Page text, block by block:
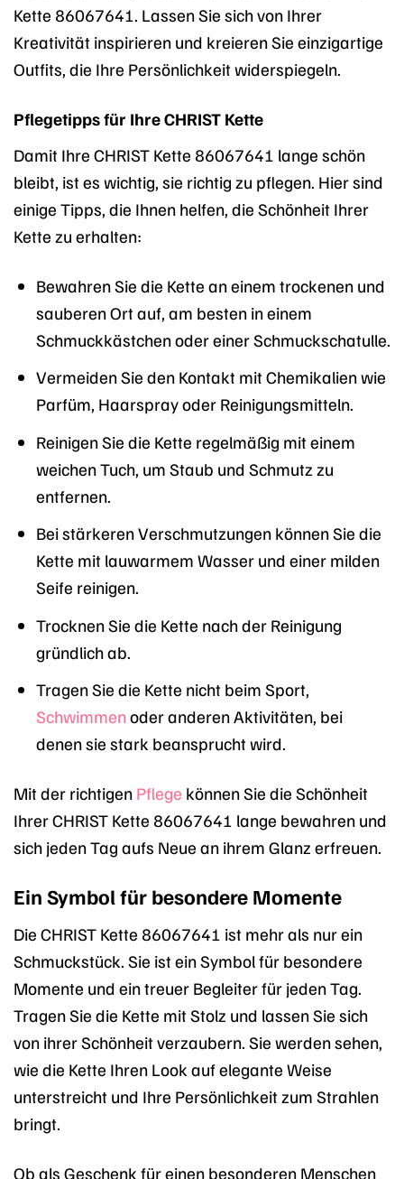
Kette 86067641. Lassen Sie sich von Ihrer
Kreativität inspirieren und kreieren Sie einzigartige
Outfits, die Ihre Persönlichkeit widerspiegeln.
Pflegetipps für Ihre CHRIST Kette
Damit Ihre CHRIST Kette 86067641 lange schön
bleibt, ist es wichtig, sie richtig zu pflegen. Hier sind
einige Tipps, die Ihnen helfen, die Schönheit Ihrer
Kette zu erhalten:
Bewahren Sie die Kette an einem trockenen und
sauberen Ort auf, am besten in einem
Schmuckkästchen oder einer Schmuckschatulle.
Vermeiden Sie den Kontakt mit Chemikalien wie
Parfüm, Haarspray oder Reinigungsmitteln.
Reinigen Sie die Kette regelmäßig mit einem
weichen Tuch, um Staub und Schmutz zu
entfernen.
Bei stärkeren Verschmutzungen können Sie die
Kette mit lauwarmem Wasser und einer milden
Seife reinigen.
Trocknen Sie die Kette nach der Reinigung
gründlich ab.
Tragen Sie die Kette nicht beim Sport,
Schwimmen oder anderen Aktivitäten, bei
denen sie stark beansprucht wird.
Mit der richtigen Pflege können Sie die Schönheit
Ihrer CHRIST Kette 86067641 lange bewahren und
sich jeden Tag aufs Neue an ihrem Glanz erfreuen.
Ein Symbol für besondere Momente
Die CHRIST Kette 86067641 ist mehr als nur ein
Schmuckstück. Sie ist ein Symbol für besondere
Momente und ein treuer Begleiter für jeden Tag.
Tragen Sie die Kette mit Stolz und lassen Sie sich
von ihrer Schönheit verzaubern. Sie werden sehen,
wie die Kette Ihren Look auf elegante Weise
unterstreicht und Ihre Persönlichkeit zum Strahlen
bringt.
Ob als Geschenk für einen besonderen Menschen